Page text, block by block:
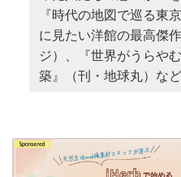
『時代の地図で巡る東
に見たい洋館の最高傑
ジ）、『世界がうらや
築』（刊・地球丸）な